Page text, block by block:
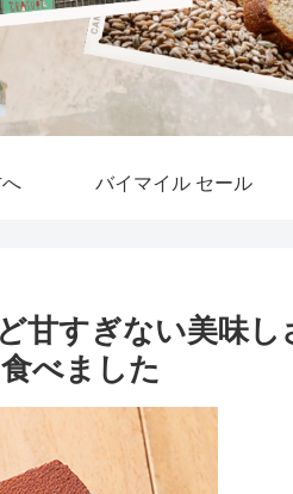
バイマイル セール
すぎない美味し
べました